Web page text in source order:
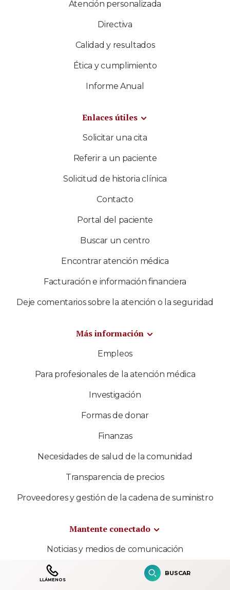
Atención personalizada
Directiva
Calidad y resultados
Ética y cumplimiento
Informe Anual
Enlaces útiles
Solicitar una cita
Referir a un paciente
Solicitud de historia clínica
Contacto
Portal del paciente
Buscar un centro
Encontrar atención médica
Facturación e información financiera
Deje comentarios sobre la atención o la seguridad
Más información
Empleos
Para profesionales de la atención médica
Investigación
Formas de donar
Finanzas
Necesidades de salud de la comunidad
Transparencia de precios
Proveedores y gestión de la cadena de suministro
Mantente conectado
Noticias y medios de comunicación
Contenido multimedia
LLÁMENOS
BUSCAR